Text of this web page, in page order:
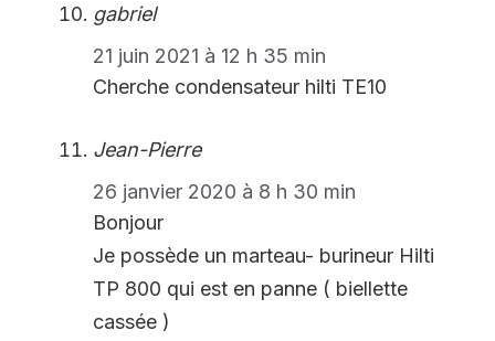
gabriel
21 juin 2021 à 12 h 35 min
Cherche condensateur hilti TE10
Jean-Pierre
26 janvier 2020 à 8 h 30 min
Bonjour
Je possède un marteau- burineur Hilti
TP 800 qui est en panne ( biellette
cassée )